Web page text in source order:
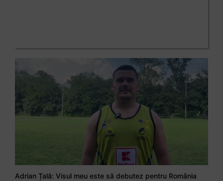
Adrian Țală: Visul meu este să debutez pentru România